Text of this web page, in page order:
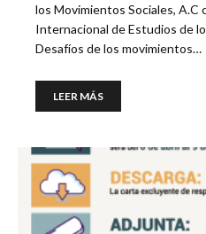
los Movimientos Sociales, A.C
Internacional de Estudios de
Desafíos de los movimientos…
LEER MÁS